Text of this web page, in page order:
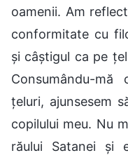
oamenii. Am
conformitate cu
și câștigul ca pe
Consumându-
țeluri, ajunsesem
copilului meu. Nu
răului Satanei și